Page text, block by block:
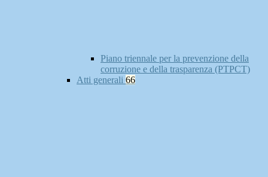
Piano triennale per la prevenzione della
corruzione e della trasparenza (PTPCT)
Atti generali 66